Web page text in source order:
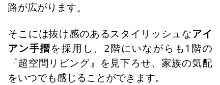
路が広がります。
そこには抜け感のあるスタイリッシュなアイ
アン手摺を採用し、2階にいながらも1階の
『超空間リビング』を見下ろせ、家族の気配
をいつでも感じることができます。